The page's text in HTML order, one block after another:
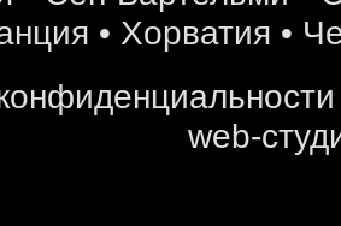
• Хорватия •
web-